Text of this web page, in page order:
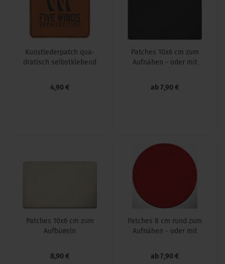
Kunst­le­der­patch qua­
dra­tisch selbst­kle­bend
4,90 €
Patches 10x6 cm zum
Auf­nä­hen - oder mit
ab 7,90 €
Patches 10x6 cm zum
Auf­bü­geln
8,90 €
Patches 8 cm rund zum
Auf­nä­hen - oder mit
ab 7,90 €